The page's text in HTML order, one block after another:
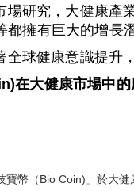
場研究，大健康產
擁有巨大的增長潛
全球健康意識提升
在大健康市場中
寶幣（Bio Coin)」於大